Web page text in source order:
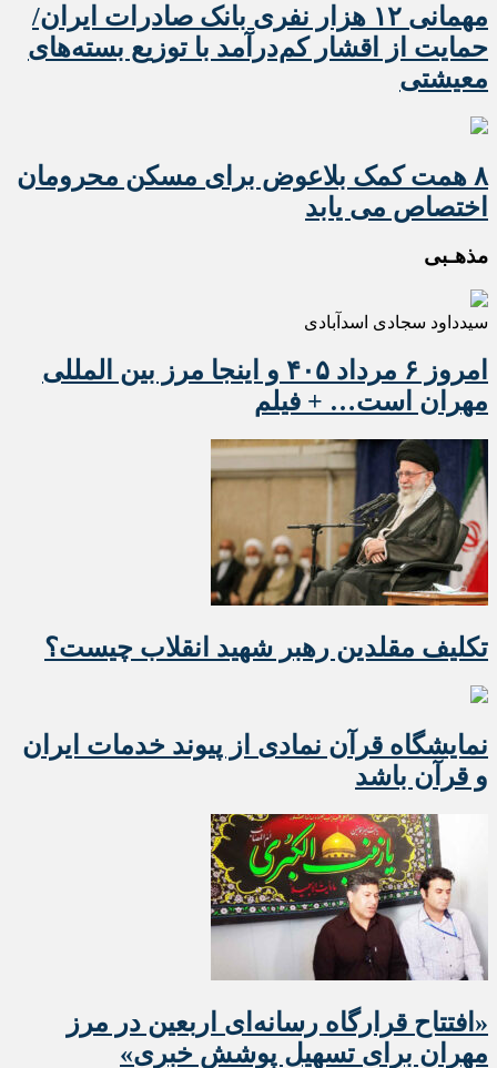
مهمانی ۱۲ هزار نفری بانک صادرات ایران/
حمایت از اقشار کم‌درآمد با توزیع بسته‌های
معیشتی
۸ همت کمک بلاعوض برای مسکن محرومان
اختصاص می یابد
مذهـبی
سیدداود سجادی اسدآبادی
امروز ۶ مرداد ۴۰۵ و اینجا مرز بین المللی
مهران است… + فیلم
تکلیف مقلدین رهبر شهید انقلاب چیست؟
نمایشگاه قرآن نمادی از پیوند خدمات ایران
و قرآن باشد
«افتتاح قرارگاه رسانه‌ای اربعین در مرز
مهران برای تسهیل پوشش خبری»